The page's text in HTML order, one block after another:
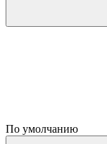
По умолчанию